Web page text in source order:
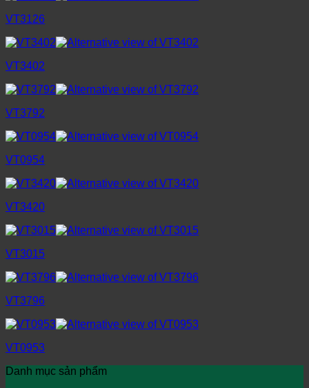
VT3126
VT3402
VT3792
VT0954
VT3420
VT3015
VT3796
VT0953
Danh mục sản phẩm